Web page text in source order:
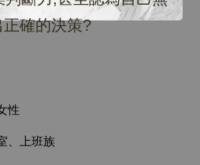
確的決策?
起產出、一起變現
性
、上班族